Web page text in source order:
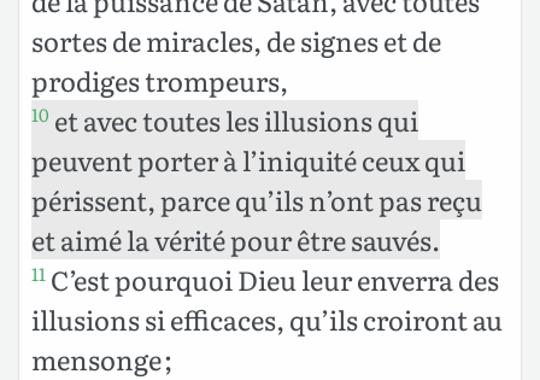
sortes de miracles, de signes et de
prodiges trompeurs,
10 et avec toutes les illusions qui
peuvent porter à l’iniquité ceux qui
périssent, parce qu’ils n’ont pas reçu
et aimé la vérité pour être sauvés.
11 C’est pourquoi Dieu leur enverra des
illusions si efficaces, qu’ils croiront au
mensonge ;